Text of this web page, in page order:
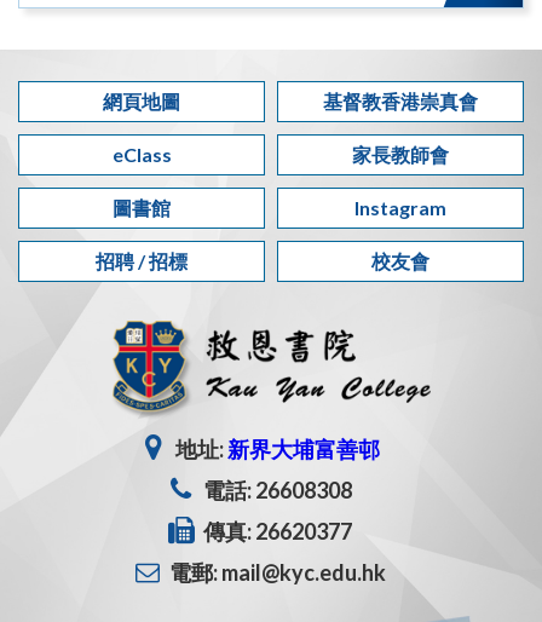
網頁地圖 基督教香港崇真會
eClass 家長教師會
圖書館 Instagram
招聘 / 招標 校友會
地址:新界大埔富善邨
電話: 26608308
傳真: 26620377
電郵: mail@kyc.edu.hk